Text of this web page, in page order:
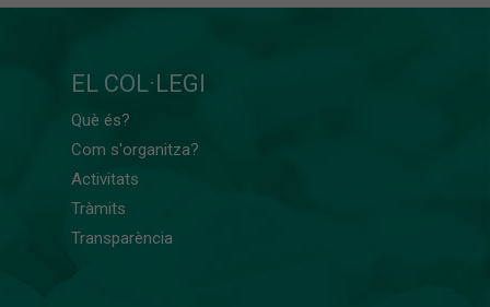
EL COL·LEGI
Què és?
Com s'organitza?
Activitats
Tràmits
Transparència